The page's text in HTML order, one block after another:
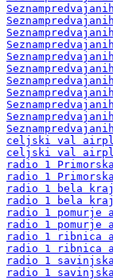
celjski val
celjski val
radio 1
radio 1
radio 1 bela
radio 1 bela
radio 1
radio 1 pomurje
radio 1 ribnica
radio 1 ribnica
radio 1
radio 1